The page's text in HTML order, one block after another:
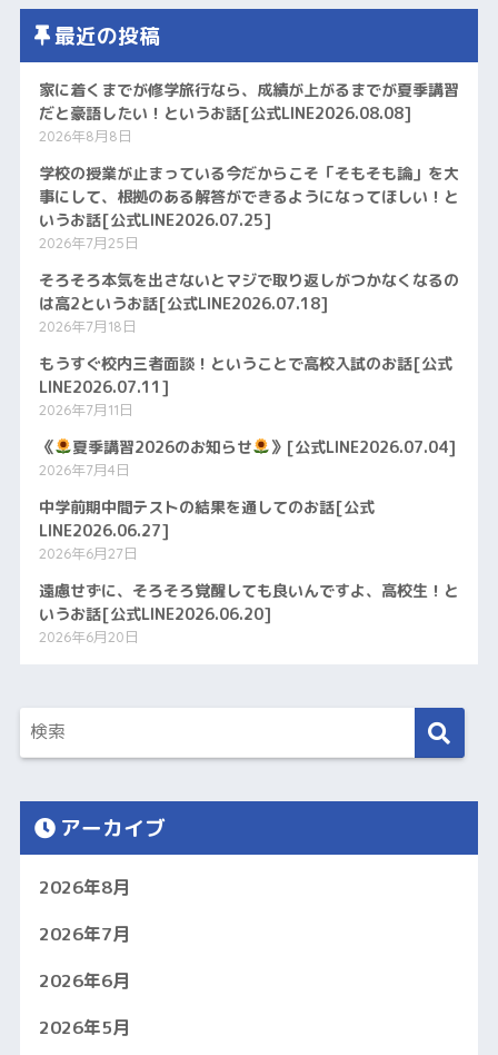
最近の投稿
家に着くまでが修学旅行なら、成績が上がるまでが夏季講習
だと豪語したい！というお話[公式LINE2026.08.08]
2026年8月8日
学校の授業が止まっている今だからこそ「そもそも論」を大
事にして、根拠のある解答ができるようになってほしい！と
いうお話[公式LINE2026.07.25]
2026年7月25日
そろそろ本気を出さないとマジで取り返しがつかなくなるの
は高2というお話[公式LINE2026.07.18]
2026年7月18日
もうすぐ校内三者面談！ということで高校入試のお話[公式
LINE2026.07.11]
2026年7月11日
《 夏季講習2026のお知らせ 》[公式LINE2026.07.04]
2026年7月4日
中学前期中間テストの結果を通してのお話[公式
LINE2026.06.27]
2026年6月27日
遠慮せずに、そろそろ覚醒しても良いんですよ、高校生！と
いうお話[公式LINE2026.06.20]
2026年6月20日
アーカイブ
2026年8月
2026年7月
2026年6月
2026年5月